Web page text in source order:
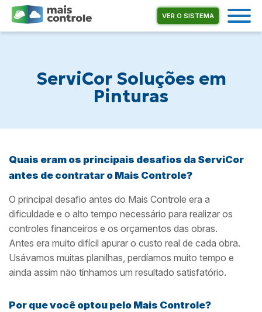
VER O SISTEMA
ServiCor Soluções em
Pinturas
Quais eram os principais desafios da ServiCor
antes de contratar o Mais Controle?
O principal desafio antes do Mais Controle era a
dificuldade e o alto tempo necessário para realizar os
controles financeiros e os orçamentos das obras.
Antes era muito difícil apurar o custo real de cada obra.
Usávamos muitas planilhas, perdíamos muito tempo e
ainda assim não tínhamos um resultado satisfatório.
Por que você optou pelo Mais Controle?